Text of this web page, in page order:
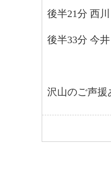
後半21分 西
後半33分 今
沢山のご声援